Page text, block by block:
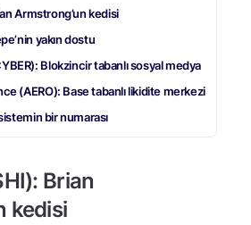
Armstrong’un kedisi
yakın dostu
Blokzincir tabanlı sosyal medya
(AERO): Base tabanlı likidite merkezi
bir numarası
Brian
kedisi